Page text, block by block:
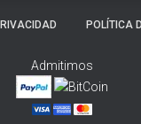
POLÍTICA
Admitimos